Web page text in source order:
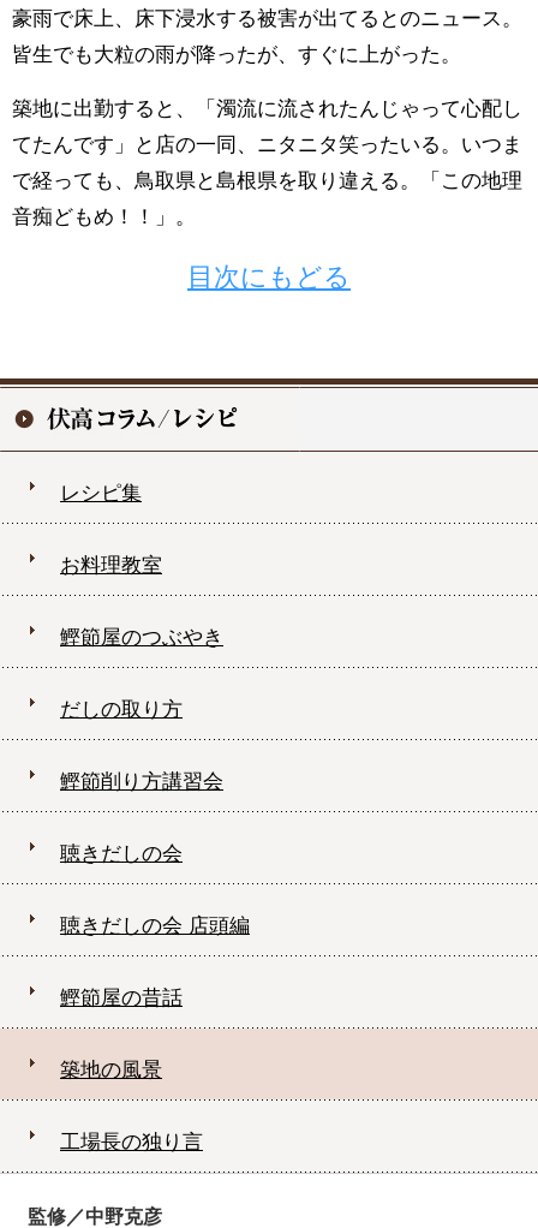
豪雨で床上、床下浸水する被害が出てるとのニュース。
皆生でも大粒の雨が降ったが、すぐに上がった。
築地に出勤すると、「濁流に流されたんじゃって心配し
てたんです」と店の一同、ニタニタ笑ったいる。いつま
で経っても、鳥取県と島根県を取り違える。「この地理
音痴どもめ！！」。
目次にもどる
レシピ集
お料理教室
鰹節屋のつぶやき
だしの取り方
鰹節削り方講習会
聴きだしの会
聴きだしの会 店頭編
鰹節屋の昔話
築地の風景
工場長の独り言
監修／中野克彦